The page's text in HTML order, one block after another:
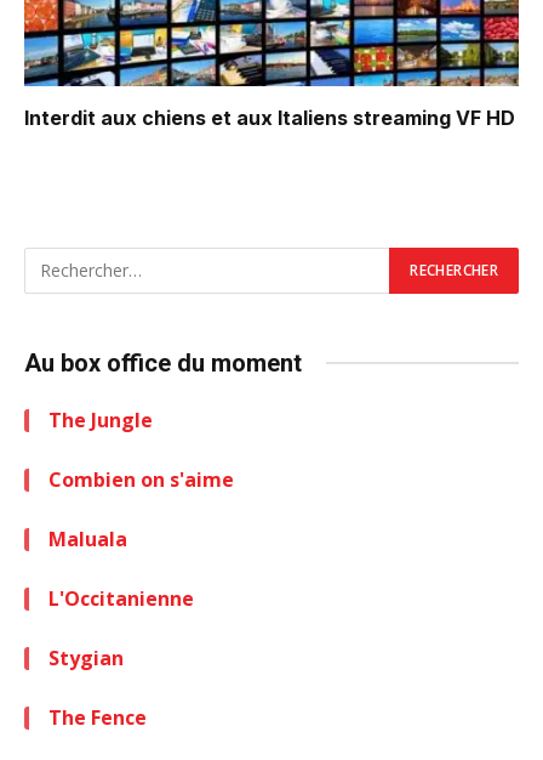
Interdit aux chiens et aux Italiens streaming VF HD
Au box office du moment
The Jungle
Combien on s'aime
Maluala
L'Occitanienne
Stygian
The Fence